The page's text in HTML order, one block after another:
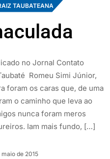
TAUBATEANA
no Jornal Contato
Romeu Simi Júnior,
foram os caras que, de uma
o caminho que leva ao
nunca foram meros
Iam mais fundo, […]
maio de 2015